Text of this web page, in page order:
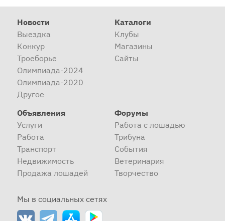
Новости
Выездка
Конкур
Троеборье
Олимпиада-2024
Олимпиада-2020
Другое
Каталоги
Клубы
Магазины
Сайты
Объявления
Услуги
Работа
Транспорт
Недвижимость
Продажа лошадей
Форумы
Работа с лошадью
Трибуна
События
Ветеринария
Творчество
Мы в социальных сетях